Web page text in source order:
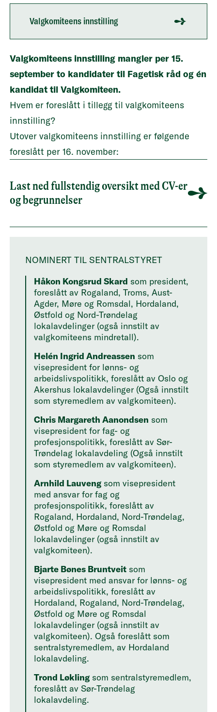
Valgkomiteens innstilling
Valgkomiteens innstilling mangler per 15.
september to kandidater til Fagetisk råd og én
kandidat til Valgkomiteen.
Hvem er foreslått i tillegg til valgkomiteens
innstilling?
Utover valgkomiteens innstilling er følgende
foreslått per 16. november:
Last ned fullstendig oversikt med CV-er
og begrunnelser
NOMINERT TIL SENTRALSTYRET
Håkon Kongsrud Skard som president,
foreslått av Rogaland, Troms, Aust-
Agder, Møre og Romsdal, Hordaland,
Østfold og Nord-Trøndelag
lokalavdelinger (også innstilt av
valgkomiteens mindretall).
Helén Ingrid Andreassen som
visepresident for lønns- og
arbeidslivspolitikk, foreslått av Oslo og
Akershus lokalavdelinger (Også innstilt
som styremedlem av valgkomiteen).
Chris Margareth Aanondsen som
visepresident for fag- og
profesjonspolitikk, foreslått av Sør-
Trøndelag lokalavdeling (Også innstilt
som styremedlem av valgkomiteen).
Arnhild Lauveng som visepresident
med ansvar for fag og
profesjonspolitikk, foreslått av
Rogaland, Hordaland, Nord-Trøndelag,
Østfold og Møre og Romsdal
lokalavdelinger (også innstilt av
valgkomiteen).
Bjarte Bønes Bruntveit som
visepresident med ansvar for lønns- og
arbeidslivspolitikk, foreslått av
Hordaland, Rogaland, Nord-Trøndelag,
Østfold og Møre og Romsdal
lokalavdelinger (også innstilt av
valgkomiteen). Også foreslått som
sentralstyremedlem, av Hordaland
lokalavdeling.
Trond Løkling som sentralstyremedlem,
foreslått av Sør-Trøndelag
lokalavdeling.